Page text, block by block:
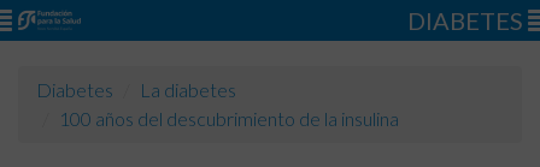
DIABETES
Diabetes
La diabetes
100 años del descubrimiento de la insulina